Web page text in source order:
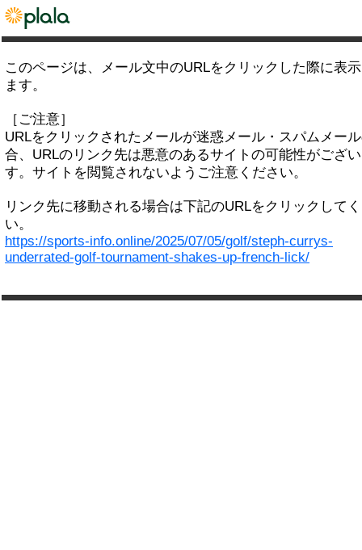
このページは、メール文中のURLをクリックした際に表
ます。
［ご注意］
URLをクリックされたメールが迷惑メール・スパムメー
合、URLのリンク先は悪意のあるサイトの可能性がござ
す。サイトを閲覧されないようご注意ください。
リンク先に移動される場合は下記のURLをクリックして
い。
https://sports-info.online/2025/07/05/golf/steph-currys-
underrated-golf-tournament-shakes-up-french-lick/